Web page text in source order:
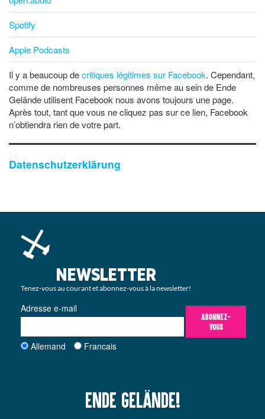
Spotify
Apple Podcasts
Il y a beaucoup decritiques légitimes sur Facebook. Cependant,
comme de nombreuses personnes même au sein de Ende
Gelände utilisent Facebook nous avons toujours une page.
Après tout, tant que vous ne cliquez pas sur ce lien, Facebook
n’obtiendra rien de votre part.
Datenschutzerklärung
NEWSLETTER
Tenez-vous au courant et abonnez-vous à la newsletter!
Adresse e-mail
ABONNEZ-
VOUS
Allemand Francais
Ende Gelände!